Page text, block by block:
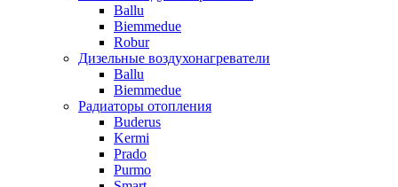
Ballu
Biemmedue
Robur
Дизельные воздухонагреватели
Ballu
Biemmedue
Радиаторы отопления
Buderus
Kermi
Prado
Purmo